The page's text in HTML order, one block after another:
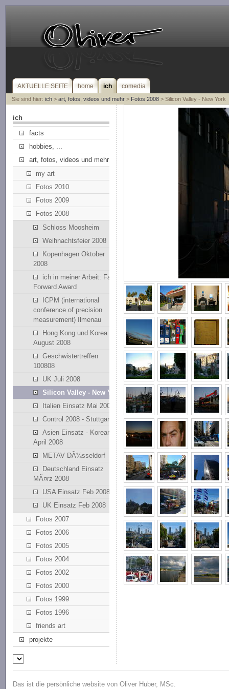
AKTUELLE SEITE home ich comedia
Sie sind hier: ich> art, fotos, videos und mehr> Fotos 2008> Silicon Valley - New York
ich
facts
hobbies, ...
art, fotos, videos und mehr
my art
Fotos 2010
Fotos 2009
Fotos 2008
Schloss Moosheim
Weihnachtsfeier 2008
Kopenhagen Oktober
2008
ich in meiner Arbeit: Fast
Forward Award
ICPM (international
conference of precision
measurement) Ilmenau
Hong Kong und Korea
August 2008
Geschwistertreffen
100808
UK Juli 2008
Silicon Valley - New York
Italien Einsatz Mai 2008
Control 2008 - Stuttgart
Asien Einsatz - Korean
April 2008
METAV DÃ¼sseldorf
Deutschland Einsatz
MÃ¤rz 2008
USA Einsatz Feb 2008
UK Einsatz Feb 2008
Fotos 2007
Fotos 2006
Fotos 2005
Fotos 2004
Fotos 2002
Fotos 2000
Fotos 1999
Fotos 1996
friends art
projekte
Das ist die persönliche website von Oliver Huber, MSc.